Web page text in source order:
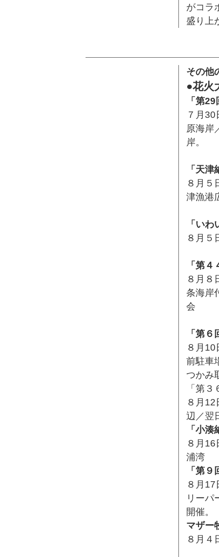
がコラ
盛り上
その他
●花火
「第
７月
原海岸
岸。
「天
８月５
津漁港
「い
８月５
「第
８月８
条海岸
会
「第
８月
前駐車
つかみ
「第
８月
辺／翌
「小
８月
浦湾
「第
８月
リーパ
開催。
マザー
８月４